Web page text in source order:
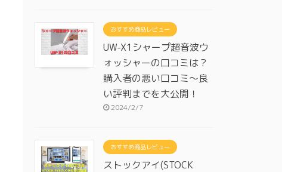
おすすめ商品レビュー
UW-X1シャープ超音波ウ
ォッシャーの口コミは？
購入者の悪い口コミ～良
い評判までを大公開！
2024/2/7
おすすめ商品レビュー
ストックアイ(STOCK